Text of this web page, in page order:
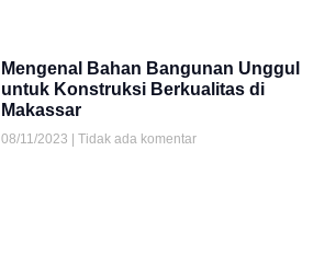
Mengenal Bahan Bangunan Unggul
untuk Konstruksi Berkualitas di
Makassar
08/11/2023 Tidak ada komentar